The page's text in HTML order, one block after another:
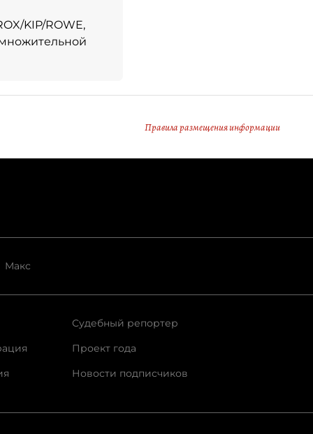
KIP/ROWE,
Правила размещения информации
Макс
Судебный репортер
Проект года
Новости подписчиков